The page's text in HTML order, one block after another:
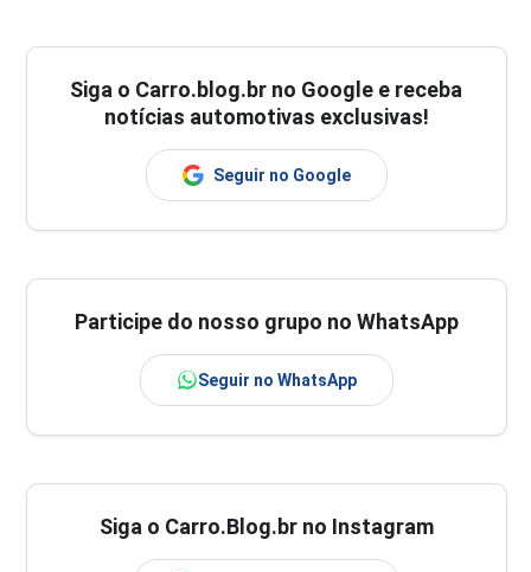
Siga o Carro.blog.br no Google e receba
notícias automotivas exclusivas!
Seguir no Google
Participe do nosso grupo no WhatsApp
Seguir no WhatsApp
Siga o Carro.Blog.br no Instagram